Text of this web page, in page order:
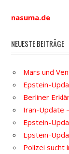
nasuma.de
NEUESTE BEITRÄGE
Mars und
Epstein-
Berliner
Iran-Update
Epstein-
Epstein-
Polizei sucht